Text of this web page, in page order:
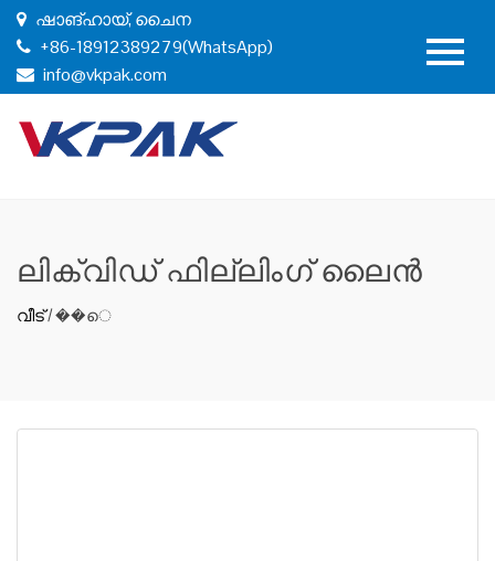
ഷാങ്ഹായ്, ചൈന
+86-18912389279(WhatsApp)
info@vkpak.com
ലിക്വിഡ് ഫില്ലിംഗ് ലൈൻ
വീട്/��െ